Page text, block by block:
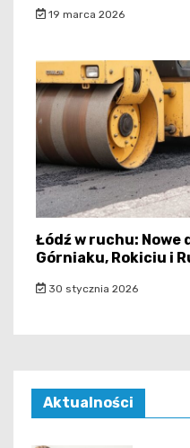
19 marca 2026
Łódź w ruchu:
Górniaku, Rokiciu i
30 stycznia 2026
Aktualności